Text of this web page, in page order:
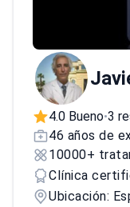
4.0 Bueno•3
46 años de
10000+
Clínica
Ubicación: